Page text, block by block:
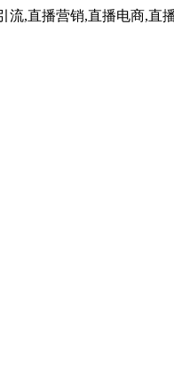
,直播营销,直播电商,直